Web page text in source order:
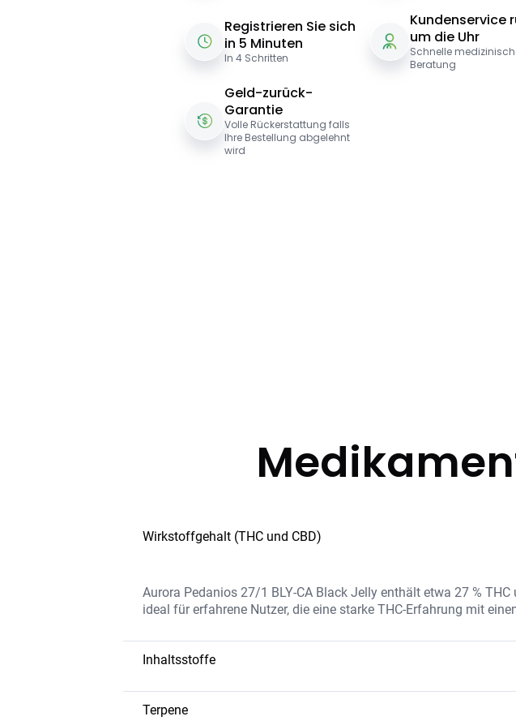
Registrieren Sie sich
in 5 Minuten
In 4 Schritten
Kundenservice
um die Uhr
Schnelle
Beratung
Geld-zurück-
Garantie
Volle Rückerstattung falls
Ihre Bestellung abgelehnt
wird
Wirkstoffgehalt (THC und CBD)
Aurora Pedanios 27/1 BLY-CA Black Jelly enthält etwa 27 %
ideal für erfahrene Nutzer, die eine starke THC-Erfahrung mit
Inhaltsstoffe
Die Sorte bietet eine hohe THC-Konzentration und natürliche
die beruhigende Wirkung fördern. Black Jelly wird ohne
Terpene